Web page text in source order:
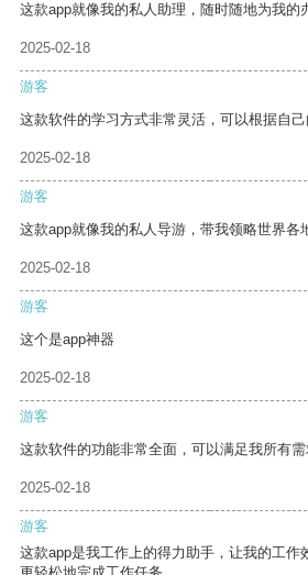
这款app就像我的私人助理，随时随地为我的
2025-02-18
游客
这款软件的学习方式非常灵活，可以根据自己
2025-02-18
游客
这款app就像我的私人导游，带我领略世界各
2025-02-18
游客
这个是app神器
2025-02-18
游客
这款软件的功能非常全面，可以满足我所有需
2025-02-18
游客
这款app是我工作上的得力助手，让我的工作